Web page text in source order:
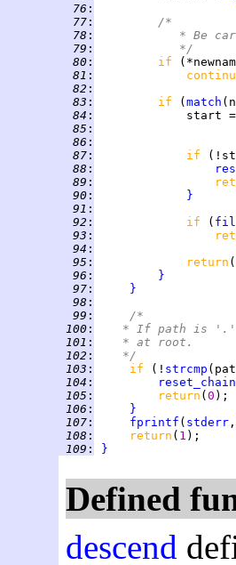
  76
:
  77
:
/*
  78
:
* Be
  79
:
		 */
  80
: if
  81
:
  82
:
  83
: if ( match
  84
:
start
  85
:
  86
:
  87
: if
  88
:
  89
:
  90
:
}
  91
:
  92
: if (
  93
:
  94
:
  95
: return (
  96
:
}
  97
:
}
  98
:
  99
:
/*
100 :
* If path is
101 :
	 * at root.
102 :
	 */
103 : if (! strcmp
104 :
reset_chain
105 : return ( 0
106 :
}
107 : fprintf ( stderr
108 : return ( 1
109 : }
Defined
descend